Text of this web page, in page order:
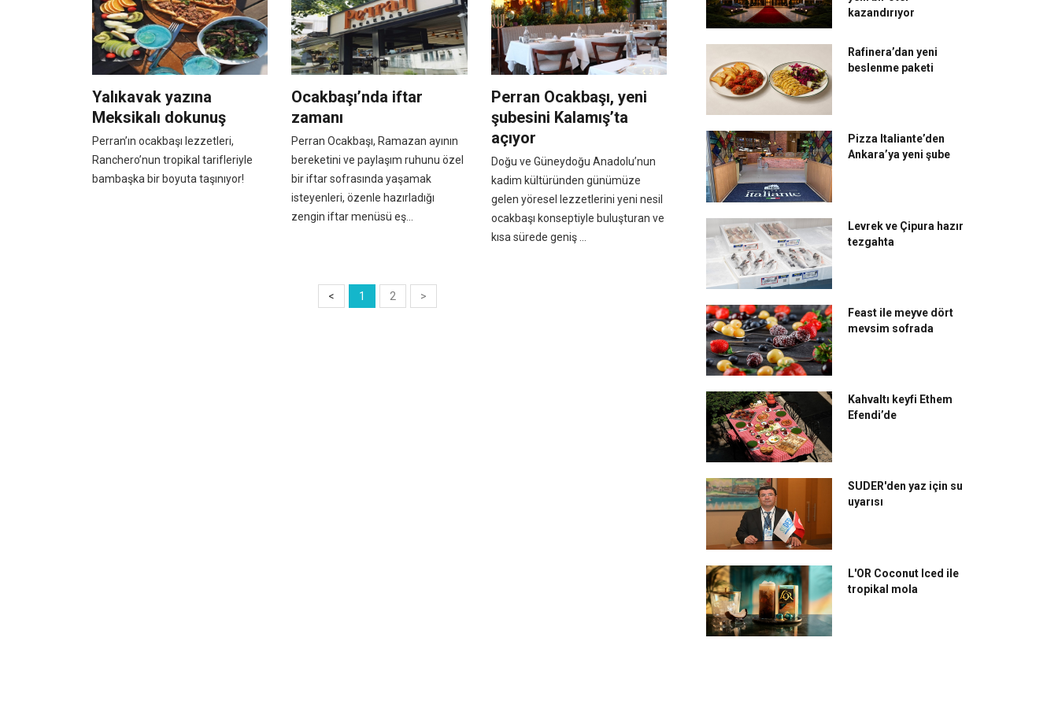
Yalıkavak yazına
Meksikalı dokunuş
Perran’ın ocakbaşı lezzetleri,
Ranchero’nun tropikal tarifleriyle
bambaşka bir boyuta taşınıyor!
Ocakbaşı’nda iftar
zamanı
Perran Ocakbaşı, Ramazan ayının
bereketini ve paylaşım ruhunu özel
bir iftar sofrasında yaşamak
isteyenleri, özenle hazırladığı
zengin iftar menüsü eş...
Perran Ocakbaşı, yeni
şubesini Kalamış’ta
açıyor
Doğu ve Güneydoğu Anadolu’nun
kadim kültüründen günümüze
gelen yöresel lezzetlerini yeni nesil
ocakbaşı konseptiyle buluşturan ve
kısa sürede geniş ...
< 1 2 >
kazandırıyor
Rafinera’dan yeni
beslenme paketi
Pizza Italiante’den
Ankara’ya yeni şube
Levrek ve Çipura hazır
tezgahta
Feast ile meyve dört
mevsim sofrada
Kahvaltı keyfi Ethem
Efendi’de
SUDER'den yaz için su
uyarısı
L'OR Coconut Iced ile
tropikal mola